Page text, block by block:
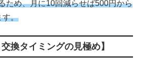
ため、月に10回減らせば500円から
す。
換タイミングの見極め】